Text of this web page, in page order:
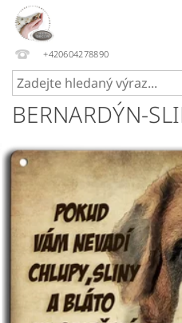
+420604278890
BERNARDÝN-